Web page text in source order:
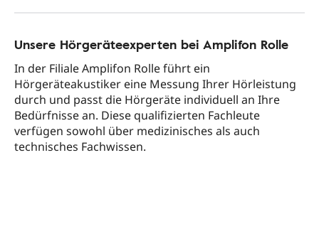
Unsere Hörgeräteexperten bei Amplifon Rolle
In der Filiale Amplifon Rolle führt ein
Hörgeräteakustiker eine Messung Ihrer Hörleistung
durch und passt die Hörgeräte individuell an Ihre
Bedürfnisse an. Diese qualifizierten Fachleute
verfügen sowohl über medizinisches als auch
technisches Fachwissen.